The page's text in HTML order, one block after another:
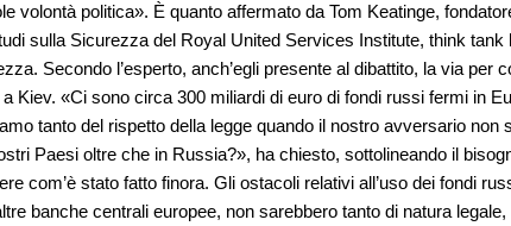
volontà politica». È quanto affermato da Tom Keatinge,
sulla Sicurezza del Royal United Services Institute, think tank
Secondo l’esperto, anch’egli presente al dibattito, la via per
Kiev. «Ci sono circa 300 miliardi di euro di fondi russi fermi in
tanto del rispetto della legge quando il nostro avversario non
Paesi oltre che in Russia?», ha chiesto, sottolineando il
com’è stato fatto finora. Gli ostacoli relativi all’uso dei fondi
banche centrali europee, non sarebbero tanto di natura